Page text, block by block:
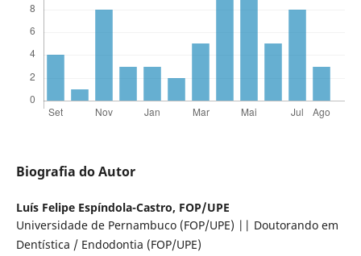
Biografia do Autor
Luís Felipe Espíndola-Castro, FOP/UPE
Universidade de Pernambuco (FOP/UPE) || Doutorando em
Dentística / Endodontia (FOP/UPE)